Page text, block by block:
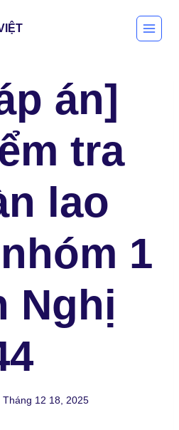
án]
tra
lao
1
Nghị
Tháng 12 18, 2025